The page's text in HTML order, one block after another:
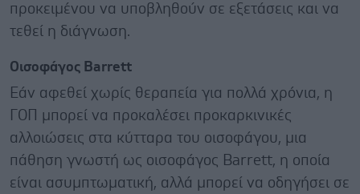
προκειμένου να υποβληθούν σε εξετάσεις και να
τεθεί η διάγνωση.
Οισοφάγος Barrett
Εάν αφεθεί χωρίς θεραπεία για πολλά χρόνια, η
ΓΟΠ μπορεί να προκαλέσει προκαρκινικές
αλλοιώσεις στα κύτταρα του οισοφάγου, μια
πάθηση γνωστή ως οισοφάγος Barrett, η οποία
είναι ασυμπτωματική, αλλά μπορεί να οδηγήσει σε